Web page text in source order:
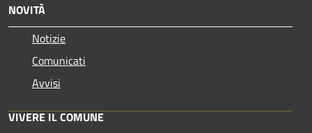
NOVITÀ
Notizie
Comunicati
Avvisi
VIVERE IL COMUNE